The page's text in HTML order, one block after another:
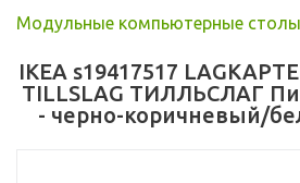
Модульные компьютерные столы
IKEA s19417517
TILLSLAG ТИЛЛЬСЛАГ
- черно-коричневый/